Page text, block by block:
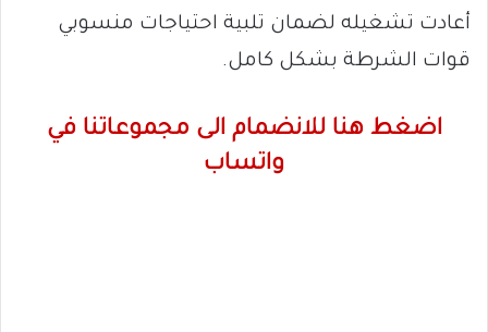
أعادت تشغيله لضمان تلبية احتياجات منسوبي
قوات الشرطة بشكل كامل.
اضغط هنا للانضمام الى مجموعاتنا في
واتساب